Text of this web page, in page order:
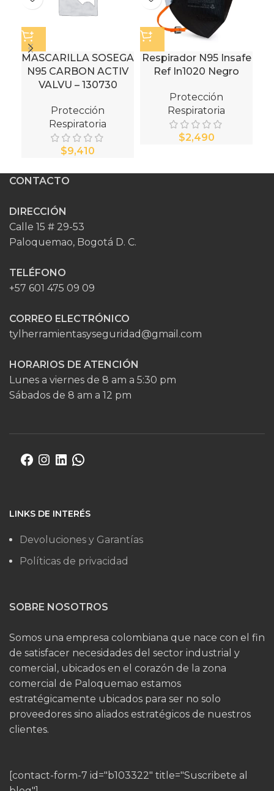
MASCARILLA SOSEGA
N95 CARBON ACTIV
VALVU – 130730
Protección
Respiratoria
$
Respirador N95 Insafe
Ref In1020 Negro
Protección
Respiratoria
$
CONTACTO
DIRECCIÓN
Calle 15 # 29-53
Paloquemao, Bogotá D. C.
TELÉFONO
+57 601 475 09 09
CORREO ELECTRÓNICO
tylherramientasyseguridad@gmail.com
HORARIOS DE ATENCIÓN
Lunes a viernes de 8 am a 5:30 pm
Sábados de 8 am a 12 pm
LINKS DE INTERÉS
Devoluciones y Garantías
Políticas de privacidad
SOBRE NOSOTROS
Somos una empresa colombiana que nace con el fin
de satisfacer necesidades del sector industrial y
comercial, ubicados en el corazón de la zona
comercial de Paloquemao estamos
estratégicamente ubicados para ser no solo
proveedores sino aliados estratégicos de nuestros
clientes.
[contact-form-7 id="b103322" title="Suscribete al